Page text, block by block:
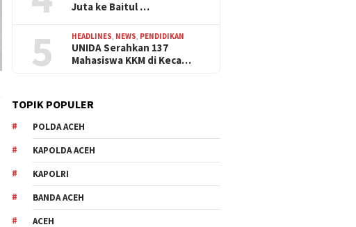
Juta ke Baitul …
5 HEADLINES NEWS PENDIDIKAN
UNIDA Serahkan 137
Mahasiswa KKM di Keca…
TOPIK POPULER
POLDA ACEH
KAPOLDA ACEH
KAPOLRI
BANDA ACEH
ACEH